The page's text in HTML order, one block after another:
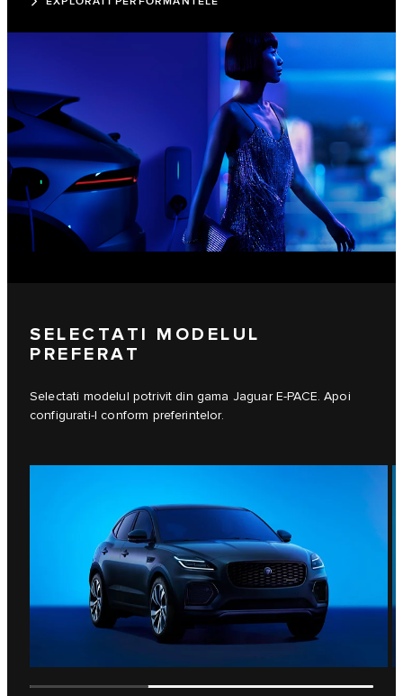
SELECTATI MODELUL
PREFERAT
Selectati modelul potrivit din gama Jaguar E-PACE. Apoi
configurati-l conform preferintelor.